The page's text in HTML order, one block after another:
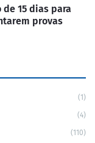
15 dias para
provas
(1)
(4)
(110)